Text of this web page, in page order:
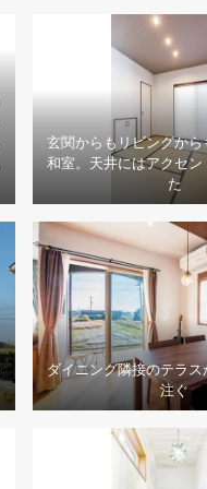
玄関からもリビングから
和室。天井にはアクセン
た
ダイニング隣接のテラス
注ぐ